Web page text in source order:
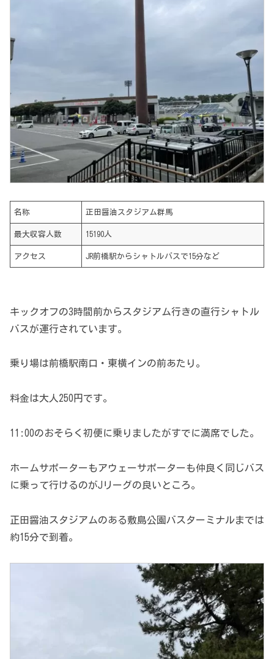
名称 正田醤油スタジアム群馬
最大収容人数 15190人
アクセス JR前橋駅からシャトルバスで15分など
キックオフの3時間前からスタジアム行きの直行シャトル
バスが運行されています。
乗り場は前橋駅南口・東横インの前あたり。
料金は大人250円です。
11:00のおそらく初便に乗りましたがすでに満席でした。
ホームサポーターもアウェーサポーターも仲良く同じバス
に乗って行けるのがJリーグの良いところ。
正田醤油スタジアムのある敷島公園バスターミナルまでは
約15分で到着。